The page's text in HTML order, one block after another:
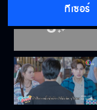
ทีเซอร์